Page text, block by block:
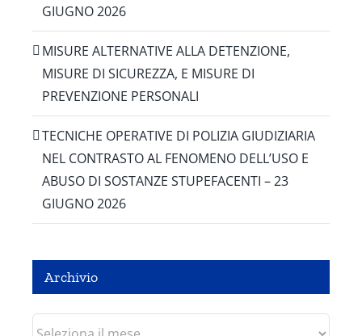
GIUGNO 2026
MISURE ALTERNATIVE ALLA DETENZIONE,
MISURE DI SICUREZZA, E MISURE DI
PREVENZIONE PERSONALI
TECNICHE OPERATIVE DI POLIZIA GIUDIZIARIA
NEL CONTRASTO AL FENOMENO DELL’USO E
ABUSO DI SOSTANZE STUPEFACENTI – 23
GIUGNO 2026
Archivio
Archivio